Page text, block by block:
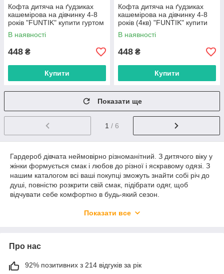
Кофта дитяча на ґудзиках
кашемірова на дівчинку 4-8
років "FUNTIK" купити гуртом
в Одесі на 7км
В наявності
448 ₴
Купити
Кофта дитяча на ґудзиках
кашемірова на дівчинку 4-8
років (4кв) "FUNTIK" купити
гуртом в Одесі на 7км
В наявності
448 ₴
Купити
Показати ще
1 / 6
Гардероб дівчата неймовірно різноманітний. З дитячого віку у
жінки формується смак і любов до різної і яскравому одязі. З
нашим каталогом всі ваші покупці зможуть знайти собі річ до
душі, повністю розкрити свій смак, підібрати одяг, щоб
відчувати себе комфортно в будь-який сезон.
різноманітних кофт, кардиганів, жилетів та іншої теплої,
пропозицій з ринку 7 км в Одесі — однією з найбільших
точок знаком оптовий ринок 7 км, багато регулярно роблять
Показати все
Про нас
92% позитивних з 214 відгуків за рік